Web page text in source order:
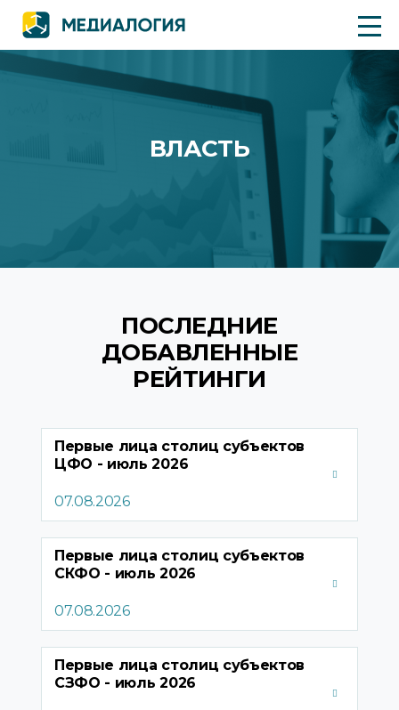
ВЛАСТЬ
ПОСЛЕДНИЕ
ДОБАВЛЕННЫЕ
РЕЙТИНГИ
Первые лица столиц субъектов
ЦФО - июль2026
07.08.2026
Первые лица столиц субъектов
СКФО - июль2026
07.08.2026
Первые лица столиц субъектов
СЗФО - июль2026